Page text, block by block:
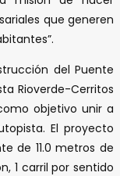
que generen
del Puente
Rioverde-Cerritos
objetivo unir a
El proyecto
de 11.0 metros de
1 carril por sentido